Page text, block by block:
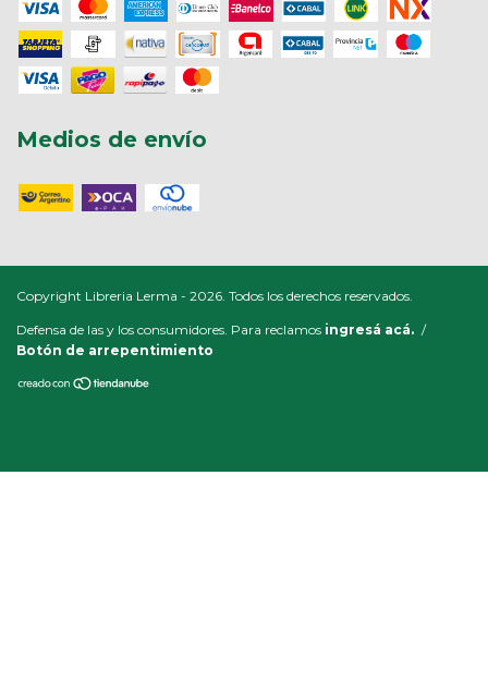
Medios de envío
Copyright Libreria Lerma - 2026. Todos los derechos reservados.
Defensa de las y los consumidores. Para reclamos ingresá acá. /
Botón de arrepentimiento